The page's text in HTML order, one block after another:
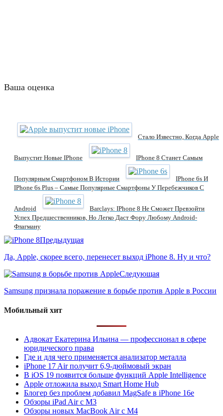
Ваша оценка
Стало Известно, Когда Apple
Выпустит Новые IPhone IPhone 8 Станет Самым
Популярным Смартфоном В Истории
IPhone 6s И
IPhone 6s Plus – Самые Популярные Смартфоны У Перебежчиков С
Android
Barclays: IPhone 8 Не Сможет Превзойти
Успех Предшественников, Но Легко Даст Фору Любому Android-
Флагману
Предыдущая
Да, Apple, скорее всего, перенесет выход iPhone 8. Ну и что?
Следующая
Samsung признала поражение в борьбе против Apple в России
Мобильный хит
Адвокат Екатерина Ильина — профессионал в сфере
юридического права
Где и для чего применяется анализатор металла
iPhone 17 Air получит 6,9-дюймовый экран
В iOS 19 появится больше функций Apple Intelligence
Apple отложила выход Smart Home Hub
Блогер без проблем добавил MagSafe в iPhone 16e
Обзоры iPad Air с M3
Обзоры новых MacBook Air с M4